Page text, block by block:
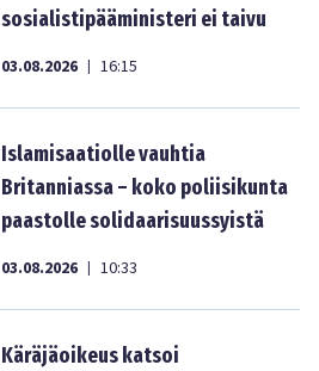
sosialistipääministeri ei taivu
03.08.2026 | 16:15
Islamisaatiolle vauhtia
Britanniassa – koko poliisikunta
paastolle solidaarisuussyistä
03.08.2026 | 10:33
Käräjäoikeus katsoi